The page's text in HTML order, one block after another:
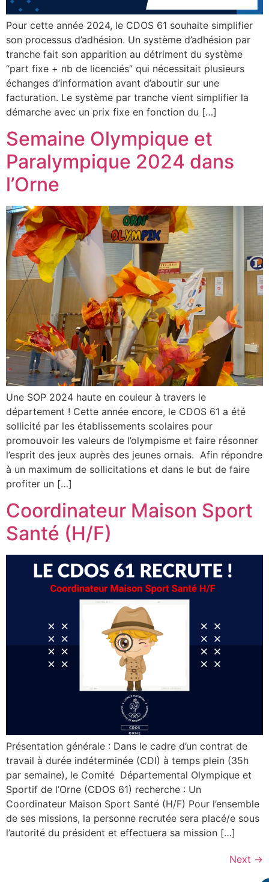
Pour cette année 2024, le CDOS 61 souhaite simplifier
son processus d’adhésion. Un système d’adhésion par
tranche fait son apparition au détriment du système
“part fixe + nb de licenciés” qui nécessitait plusieurs
échanges d’information avant d’aboutir sur une
facturation. Le système par tranche vient simplifier la
démarche avec un prix fixe en fonction du […]
Semaine Olympique et
Paralympique 2024 dans
l’Orne
Une SOP 2024 haute en couleur à travers le
département ! Cette année encore, le CDOS 61 a été
sollicité par les établissements scolaires pour
promouvoir les valeurs de l’olympisme et faire résonner
l’esprit des jeux auprès des jeunes ornais. Afin répondre
à un maximum de sollicitations et dans le but de faire
profiter un […]
Coordinateur Maison Sport
Santé (H/F)
Présentation générale : Dans le cadre d’un contrat de
travail à durée indéterminée (CDI) à temps plein (35h
par semaine), le Comité Départemental Olympique et
Sportif de l’Orne (CDOS 61) recherche : Un
Coordinateur Maison Sport Santé (H/F) Pour l’ensemble
de ses missions, la personne recrutée sera placé/e sous
l’autorité du président et effectuera sa mission […]
Next →